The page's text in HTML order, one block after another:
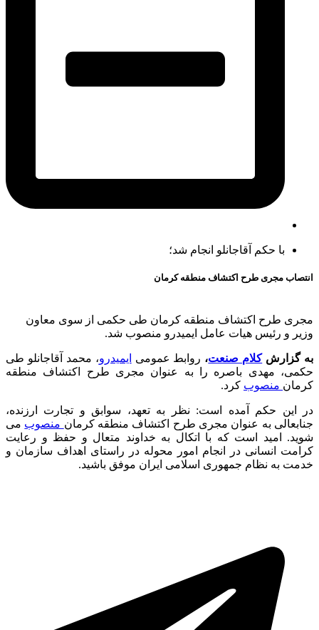
با حکم آقاجانلو انجام شد؛
انتصاب مجری طرح اکتشاف منطقه کرمان
مجری طرح اکتشاف منطقه کرمان طی حکمی از سوی معاون
وزیر و رئیس هیات عامل ایمیدرو منصوب شد.
به گزارشکلام صنعت، روابط عمومی ایمیدرو، محمد آقاجانلو طی
حکمی، مهدی باصره را به عنوان مجری طرح اکتشاف منطقه
کرمان منصوب کرد.
در این حکم آمده است: نظر به تعهد، سوابق و تجارت ارزنده،
جنابعالی به عنوان مجری طرح اکتشاف منطقه کرمان منصوب می
شوید. امید است که با اتکال به خداوند متعال و حفظ و رعایت
کرامت انسانی در انجام امور محوله در راستای اهداف سازمان و
خدمت به نظام جمهوری اسلامی ایران موفق باشید.